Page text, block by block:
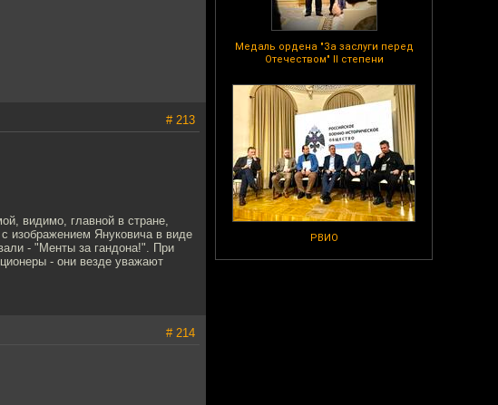
Медаль ордена "За заслуги перед
Отечеством" II степени
РВИО
# 213
видимо, главной в стране,
изображением Януковича в виде
- "Менты за гандона!". При
- они везде уважают
# 214